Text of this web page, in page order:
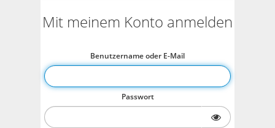
Mit meinem Konto anmelden
Benutzername oder E-Mail
Passwort